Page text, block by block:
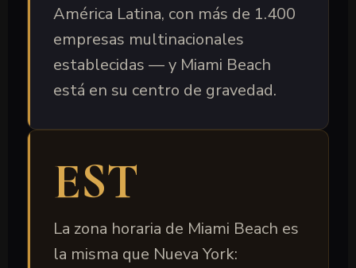
América Latina, con más de 1.400
empresas multinacionales
establecidas — y Miami Beach
está en su centro de gravedad.
EST
La zona horaria de Miami Beach es
la misma que Nueva York: